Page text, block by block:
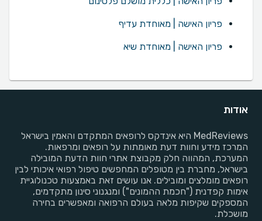
פריון האישה | מאוחדת עדיף
פריון האישה | מאוחדת שיא
אודות
MedReviews היא אינדקס לרופאים המתקדם והאמין בישראל
המרכז מידע וחוות דעת מאומתות על רופאים ומרפאות.
המערכת, המהווה חלק מקבוצת אתרי חוות הדעת המובילה
בישראל, מחברת בין מטופלים המחפשים טיפול רפואי איכותי לבין
רופאים מומלצים ומובילים. אנו עושים זאת באמצעות טכנולוגיית
אימות קפדנית ("חכמת ההמונים") ומנגנוני סינון מתקדמים,
המספקים שקיפות מלאה בעולם הרפואה ומאפשרים בחירה
מושכלת.